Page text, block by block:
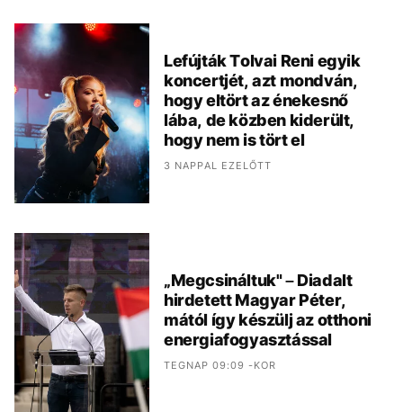
Lefújták Tolvai Reni egyik
koncertjét, azt mondván,
hogy eltört az énekesnő
lába, de közben kiderült,
hogy nem is tört el
3 NAPPAL EZELŐTT
„Megcsináltuk" – Diadalt
hirdetett Magyar Péter,
mától így készülj az otthoni
energiafogyasztással
TEGNAP 09:09 -KOR